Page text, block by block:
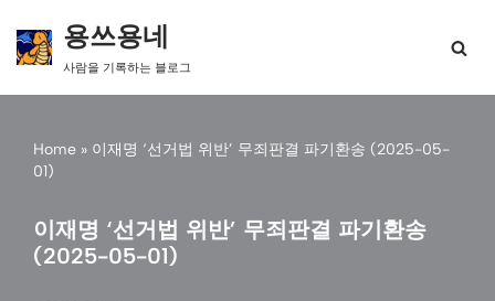
콘
용쓰용네
사람을 기록하는 블로그
Home » 이재명 ‘선거법 위반’ 무죄판결 파기환송 (2025-05-
01)
이재명 ‘선거법 위반’ 무죄판결 파기환송
(2025-05-01)